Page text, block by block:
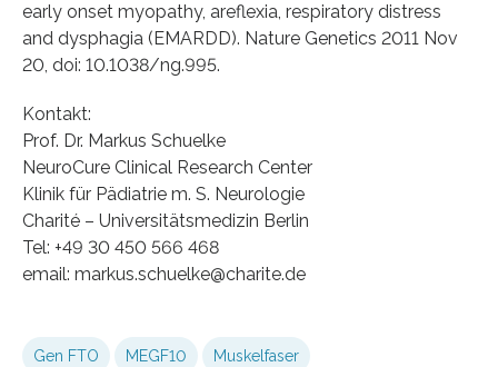
early onset myopathy, areflexia, respiratory distress
and dysphagia (EMARDD). Nature Genetics 2011 Nov
20, doi: 10.1038/ng.995.
Kontakt:
Prof. Dr. Markus Schuelke
NeuroCure Clinical Research Center
Klinik für Pädiatrie m. S. Neurologie
Charité – Universitätsmedizin Berlin
Tel: +49 30 450 566 468
email: markus.schuelke@charite.de
Gen FTO MEGF10 Muskelfaser